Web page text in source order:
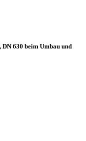
630 beim Umbau und